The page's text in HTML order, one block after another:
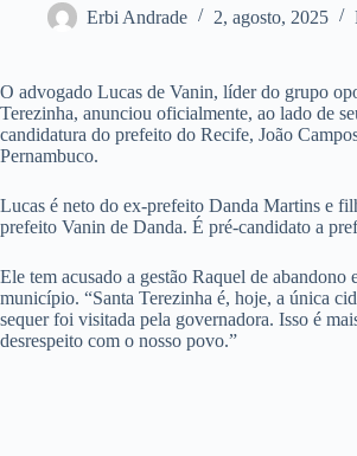
Erbi Andrade 2, agosto, 2025
O advogado Lucas de Vanin, líder do grupo
Terezinha, anunciou oficialmente, ao lado de
candidatura do prefeito do Recife, João
Pernambuco.
Lucas é neto do ex-prefeito Danda Martins e
prefeito Vanin de Danda. É pré-candidato a
Ele tem acusado a gestão Raquel de abandono
município. “Santa Terezinha é, hoje, a única
sequer foi visitada pela governadora. Isso é
desrespeito com o nosso povo.”